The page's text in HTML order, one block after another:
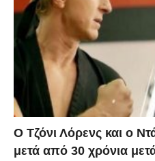
Ο Τζόνι Λόρενς και ο
μετά από 30 χρόνια